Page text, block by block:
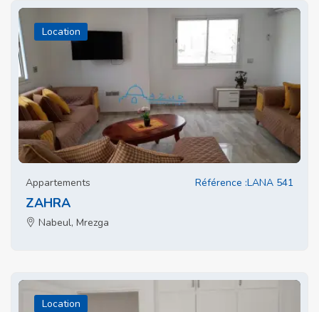
Location
Appartements Référence :LANA 541
ZAHRA
Nabeul, Mrezga
Location